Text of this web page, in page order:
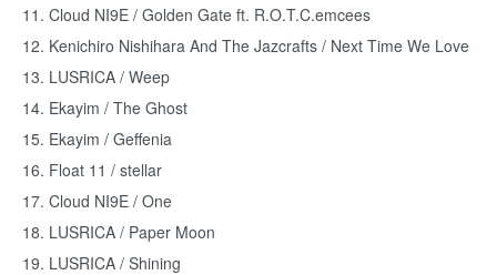
11. Cloud NI9E / Golden Gate ft. R.O.T.C.emcees
12. Kenichiro Nishihara And The Jazcrafts / Next Time We Love
13. LUSRICA / Weep
14. Ekayim / The Ghost
15. Ekayim / Geffenia
16. Float 11 / stellar
17. Cloud NI9E / One
18. LUSRICA / Paper Moon
19. LUSRICA / Shining